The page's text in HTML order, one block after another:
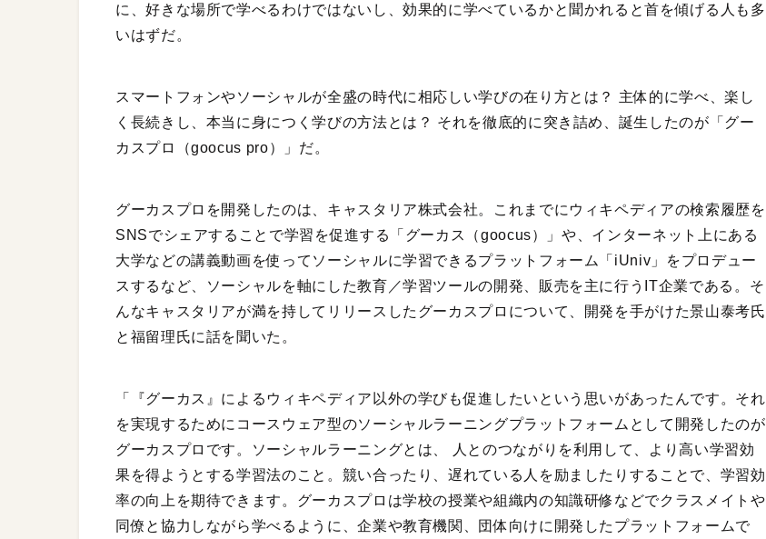
に、好きな場所で学べるわけではないし、効果的に学べているかと聞かれると首を傾げる人も多
いはずだ。
スマートフォンやソーシャルが全盛の時代に相応しい学びの在り方とは？ 主体的に学べ、楽し
く長続きし、本当に身につく学びの方法とは？ それを徹底的に突き詰め、誕生したのが「グー
カスプロ（goocus pro）」だ。
グーカスプロを開発したのは、キャスタリア株式会社。これまでにウィキペディアの検索履歴を
SNSでシェアすることで学習を促進する「グーカス（goocus）」や、インターネット上にある
大学などの講義動画を使ってソーシャルに学習できるプラットフォーム「iUniv」をプロデュー
スするなど、ソーシャルを軸にした教育／学習ツールの開発、販売を主に行うIT企業である。そ
んなキャスタリアが満を持してリリースしたグーカスプロについて、開発を手がけた景山泰考氏
と福留理氏に話を聞いた。
「『グーカス』によるウィキペディア以外の学びも促進したいという思いがあったんです。それ
を実現するためにコースウェア型のソーシャルラーニングプラットフォームとして開発したのが
グーカスプロです。ソーシャルラーニングとは、 人とのつながりを利用して、より高い学習効
果を得ようとする学習法のこと。競い合ったり、遅れている人を励ましたりすることで、学習効
率の向上を期待できます。グーカスプロは学校の授業や組織内の知識研修などでクラスメイトや
同僚と協力しながら学べるように、企業や教育機関、団体向けに開発したプラットフォームで